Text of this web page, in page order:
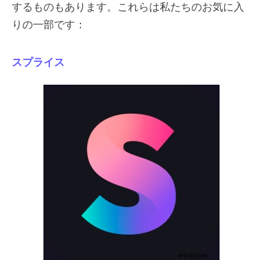
するものもあります。これらは私たちのお気に入
りの一部です：
スプライス